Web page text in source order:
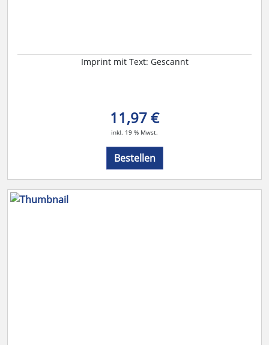
Imprint mit Text: Gescannt
11,97 €
inkl. 19 % Mwst.
Bestellen